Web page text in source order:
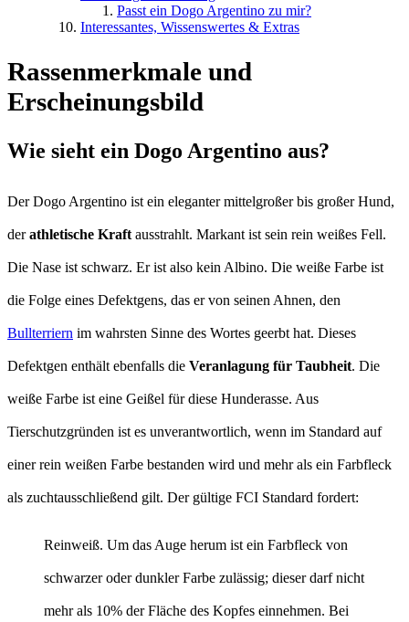
Passt ein Dogo Argentino zu mir?
Interessantes, Wissenswertes & Extras
Rassenmerkmale und
Erscheinungsbild
Wie sieht ein Dogo Argentino aus?
Der Dogo Argentino ist ein eleganter mittelgroßer bis großer Hund,
derathletische Kraftausstrahlt. Markant ist sein rein weißes Fell.
Die Nase ist schwarz. Er ist also kein Albino. Die weiße Farbe ist
die Folge eines Defektgens, das er von seinen Ahnen, den
Bullterriern im wahrsten Sinne des Wortes geerbt hat. Dieses
Defektgen enthält ebenfalls die Veranlagung für Taubheit. Die
weiße Farbe ist eine Geißel für diese Hunderasse. Aus
Tierschutzgründen ist es unverantwortlich, wenn im Standard auf
einer rein weißen Farbe bestanden wird und mehr als ein Farbfleck
als zuchtausschließend gilt. Der gültige FCI Standard fordert:
Reinweiß. Um das Auge herum ist ein Farbfleck von
schwarzer oder dunkler Farbe zulässig; dieser darf nicht
mehr als 10% der Fläche des Kopfes einnehmen. Bei